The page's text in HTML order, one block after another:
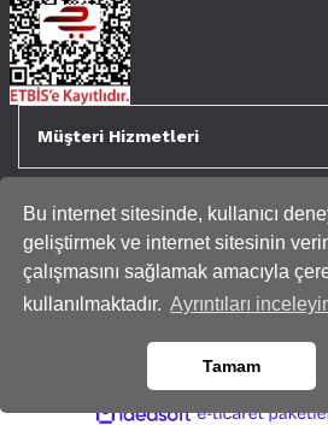
Bu internet sitesinde, kullanıcı
geliştirmek ve internet sitesinin
çalışmasını sağlamak amacıyla
kullanılmaktadır. Ayrıntıları
Tamam
Müşteri Hizmetleri
Tüm kredi kartı bilgileriniz 256bit SSL
Genispencere.com Tüm Hakları Saklıdır.
ideasoft